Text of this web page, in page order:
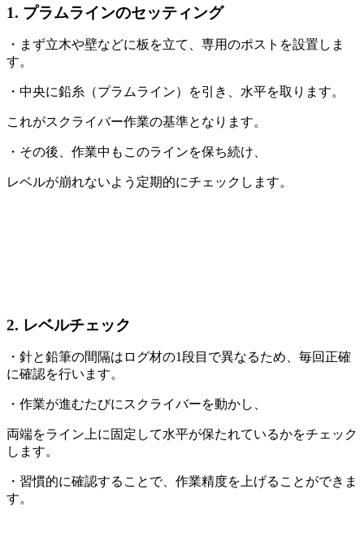
1. プラムラインのセッティング
・まず立木や壁などに板を立て、専用のポストを設置しま
す。
・中央に鉛糸（プラムライン）を引き、水平を取ります。
これがスクライバー作業の基準となります。
・その後、作業中もこのラインを保ち続け、
レベルが崩れないよう定期的にチェックします。
2. レベルチェック
・針と鉛筆の間隔はログ材の1段目で異なるため、毎回正確
に確認を行います。
・作業が進むたびにスクライバーを動かし、
両端をライン上に固定して水平が保たれているかをチェック
します。
・習慣的に確認することで、作業精度を上げることができま
す。